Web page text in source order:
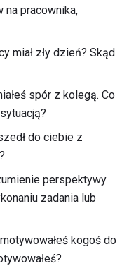
na pracownika,
miał zły dzień? Skąd
spór z kolegą. Co
do ciebie z
perspektywy
zadania lub
kogoś do